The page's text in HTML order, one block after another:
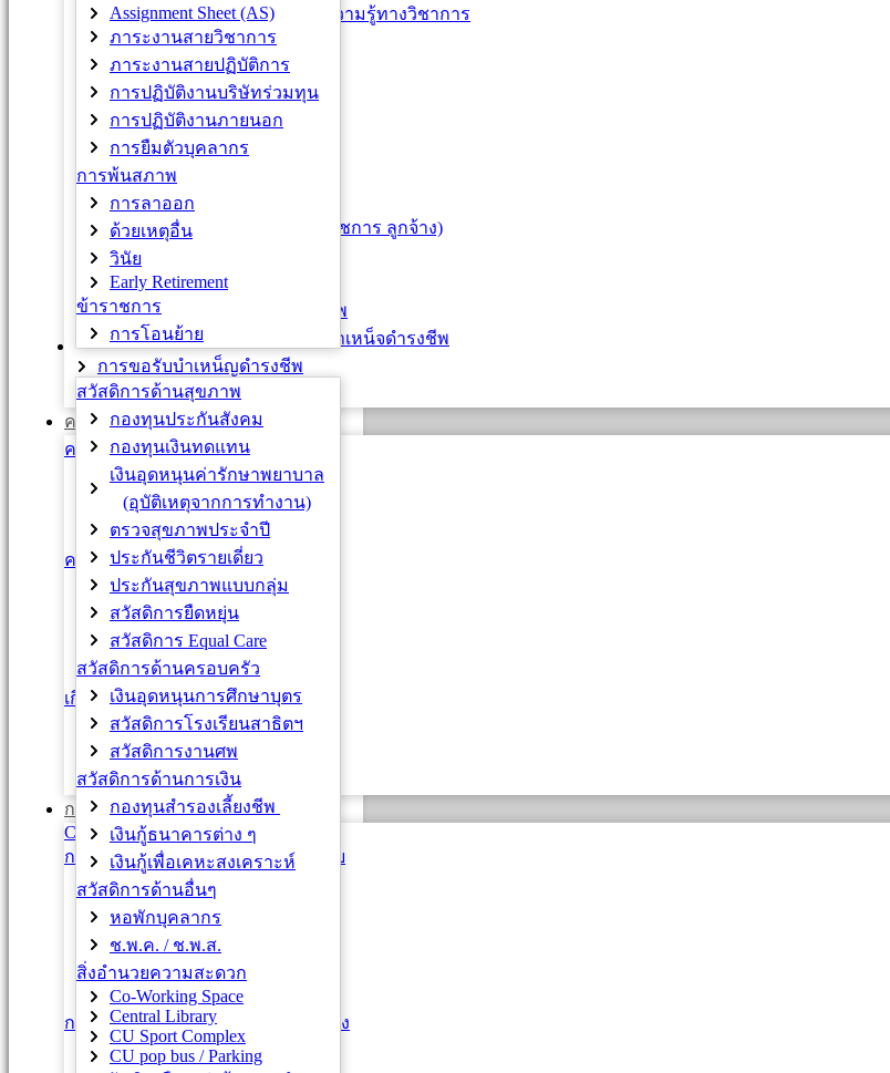
การลาศึกษา ฝึกอบรม เพิ่มพูนความรู้ทางวิชาการ
การไปปฏิบัติงานต่างประเทศ
VISA / Work permit
บัตรบุคลากร
หนังสือรับรองเงินเดือน
เข็มทองคำเกียรติคุณ
เหรียญ / เครื่องราชอิสริยาภรณ์
กบข. / กสจ.
จ่ายตรงค่ารักษาพยาบาล (ข้าราชการ ลูกจ้าง)
เงินช่วยเหลือพิเศษ (ค่าทำศพ)
การต่อเวลาราชการ
การแสดงเจตนาเปลี่ยนสถานภาพ
การขอรับบำเหน็จบำนาญและบำเหน็จดำรงชีพ
การขอรับบำเหน็ญดำรงชีพ
การขอพระราชทานเพลิงศพ
ความก้าวหน้า
ความก้าวหน้าสายวิชาการ
พนักงานมหาวิทยาลัย
ผศ. / รศ. (พิเศษ)
ข้าราชการ
ความก้าวหน้าสายปฏิบัติการ
การปรับกระบอก A B C
พนม. เชี่ยวชาญ ต้น / กลาง / สูง
ข้าราชการ
ลูกจ้างเงินงบประมาณแผ่นดิน
เกียรติภูมิคนจุฬาฯ
คนดีศรีจุฬาฯ
ข้าราชการพลเรือนดีเด่น
บุคลากรดีเด่น ปขมท.
การประเมินผล
CU e-PMS
การประเมินผล พนักงานมหาวิทยาลัย
หลักการ
กฎ ระเบียบ
แบบฟอร์ม
หนังสือเวียน
ติดต่อสอบถาม
การประเมินผล ข้าราชการและลูกจ้าง
ข้าราชการ
Assignment Sheet (AS)
ภาระงานสายวิชาการ
ภาระงานสายปฏิบัติการ
การปฏิบัติงานบริษัทร่วมทุน
การปฏิบัติงานภายนอก
การยืมตัวบุคลากร
การพ้นสภาพ
การลาออก
ด้วยเหตุอื่น
วินัย
Early Retirement
ข้าราชการ
การโอนย้าย
สวัสดิการและสิทธิประโยชน์
สวัสดิการด้านสุขภาพ
กองทุนประกันสังคม
กองทุนเงินทดแทน
เงินอุดหนุนค่ารักษาพยาบาล
(อุบัติเหตุจากการทำงาน)
ตรวจสุขภาพประจำปี
ประกันชีวิตรายเดี่ยว
ประกันสุขภาพแบบกลุ่ม
สวัสดิการยืดหยุ่น
สวัสดิการ Equal Care
สวัสดิการด้านครอบครัว
เงินอุดหนุนการศึกษาบุตร
สวัสดิการโรงเรียนสาธิตฯ
สวัสดิการงานศพ
สวัสดิการด้านการเงิน
กองทุนสำรองเลี้ยงชีพ
เงินกู้ธนาคารต่าง ๆ
เงินกู้เพื่อเคหะสงเคราะห์
สวัสดิการด้านอื่นๆ
หอพักบุคลากร
ช.พ.ค. / ช.พ.ส.
สิ่งอำนวยความสะดวก
Co-Working Space
Central Library
CU Sport Complex
CU pop bus / Parking